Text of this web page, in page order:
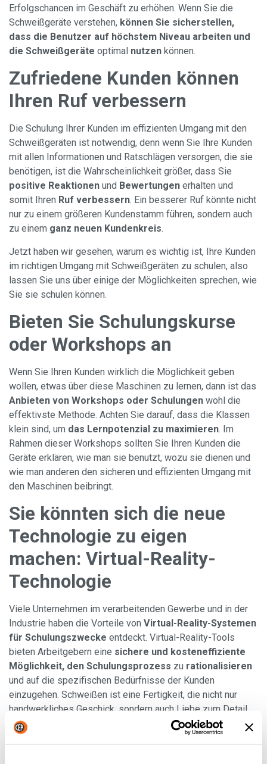
Erfolgschancen im Geschäft zu erhöhen. Wenn Sie die
Schweißgeräte verstehen, können Sie sicherstellen,
dass die Benutzer auf höchstem Niveau arbeiten und
die Schweißgeräte optimal nutzen können.
Zufriedene Kunden können
Ihren Ruf verbessern
Die Schulung Ihrer Kunden im effizienten Umgang mit den
Schweißgeräten ist notwendig, denn wenn Sie Ihre Kunden
mit allen Informationen und Ratschlägen versorgen, die sie
benötigen, ist die Wahrscheinlichkeit größer, dass Sie
positive Reaktionen und Bewertungen erhalten und
somit Ihren Ruf verbessern. Ein besserer Ruf könnte nicht
nur zu einem größeren Kundenstamm führen, sondern auch
zu einem ganz neuen Kundenkreis.
Jetzt haben wir gesehen, warum es wichtig ist, Ihre Kunden
im richtigen Umgang mit Schweißgeräten zu schulen, also
lassen Sie uns über einige der Möglichkeiten sprechen, wie
Sie sie schulen können.
Bieten Sie Schulungskurse
oder Workshops an
Wenn Sie Ihren Kunden wirklich die Möglichkeit geben
wollen, etwas über diese Maschinen zu lernen, dann ist das
Anbieten von Workshops oder Schulungen wohl die
effektivste Methode. Achten Sie darauf, dass die Klassen
klein sind, um das Lernpotenzial zu maximieren. Im
Rahmen dieser Workshops sollten Sie Ihren Kunden die
Geräte erklären, wie man sie benutzt, wozu sie dienen und
wie man anderen den sicheren und effizienten Umgang mit
den Maschinen beibringt.
Sie könnten sich die neue
Technologie zu eigen
machen: Virtual-Reality-
Technologie
Viele Unternehmen im verarbeitenden Gewerbe und in der
Industrie haben die Vorteile von Virtual-Reality-Systemen
für Schulungszwecke entdeckt. Virtual-Reality-Tools
bieten Arbeitgebern eine sichere und kosteneffiziente
Möglichkeit, den Schulungsprozess zu rationalisieren
und auf die spezifischen Bedürfnisse der Kunden
einzugehen. Schweißen ist eine Fertigkeit, die nicht nur
handwerkliches Geschick, sondern auch Liebe zum Detail
erfordert.
kein Ersatz für die praktische
Ausbildung
in einer echten Schweißkabine, aber Virtual-